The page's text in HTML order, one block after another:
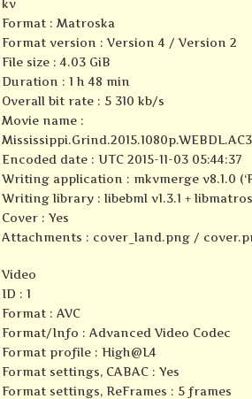
kv
Format : Matroska
Format version : Version 4 / Version 2
File size : 4.03 GiB
Duration : 1 h 48 min
Overall bit rate : 5 310 kb/s
Movie name :
Encoded date : UTC 2015-11-03 05:44:37
Writing application : mkvmerge v8.1.0
Writing library : libebml v1.3.1 +
Cover : Yes
Attachments : cover_land.png /
Video
ID : 1
Format : AVC
Format/Info : Advanced Video Codec
Format profile : High@L4
Format settings, CABAC : Yes
Format settings, ReFrames : 5 frames